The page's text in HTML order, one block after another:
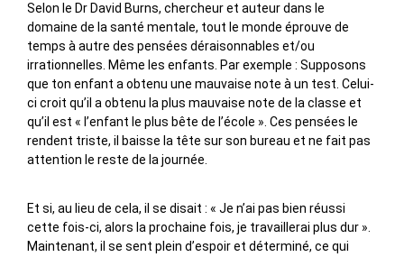
Selon le Dr David Burns, chercheur et auteur dans le
domaine de la santé mentale, tout le monde éprouve de
temps à autre des pensées déraisonnables et/ou
irrationnelles. Même les enfants. Par exemple : Supposons
que ton enfant a obtenu une mauvaise note à un test. Celui-
ci croit qu’il a obtenu la plus mauvaise note de la classe et
qu’il est « l’enfant le plus bête de l’école ». Ces pensées le
rendent triste, il baisse la tête sur son bureau et ne fait pas
attention le reste de la journée.
Et si, au lieu de cela, il se disait : « Je n’ai pas bien réussi
cette fois-ci, alors la prochaine fois, je travaillerai plus dur ».
Maintenant, il se sent plein d’espoir et déterminé, ce qui